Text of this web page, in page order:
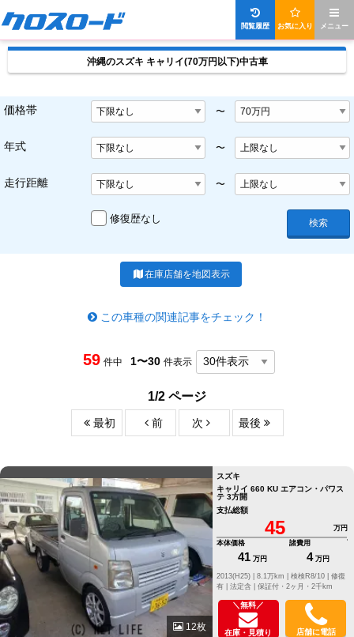
メニュー
お気に入り
閲覧履歴
沖縄のスズキ キャリイ(70万円以下)中古車
価格帯 〜
年式 〜
走行距離 〜
修復歴なし 検索
在庫店舗を地図表示
この車種の関連記事をチェック！
59 件中 1〜30 件表示
1/2 ページ
最初 前 次 最後
12枚
スズキ
キャリイ 660 KU エアコン・パワス
テ 3方開
支払総額
45
万円
本体価格
41 万円
諸費用
4 万円
修復
有 | 法定含 | 保証付・2ヶ月・2千km
＼無料／
在庫・見積り 店舗に電話